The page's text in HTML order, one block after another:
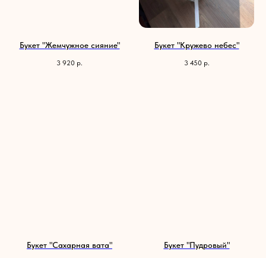
Букет "Жемчужное сияние"
3 920 р.
Букет "Кружево небес"
3 450 р.
Букет "Сахарная вата" Букет "Пудровый"